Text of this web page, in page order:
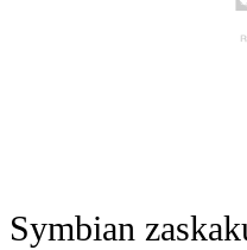
Symbian